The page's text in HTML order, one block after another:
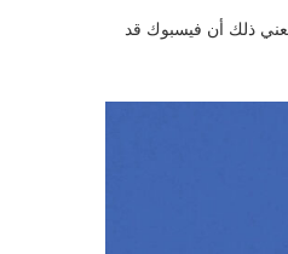
ذلك أن فيسبوك قد